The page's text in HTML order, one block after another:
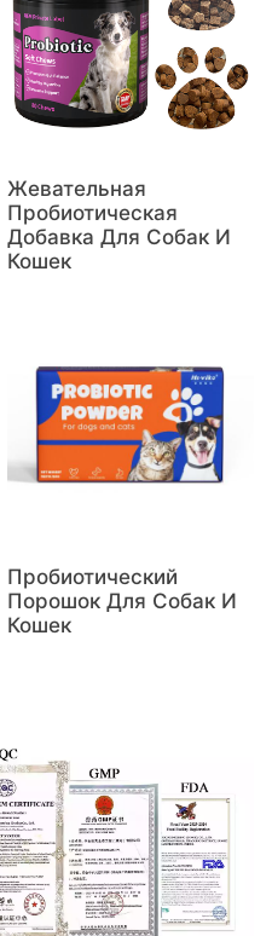
Жевательная
Пробиотическая
Добавка Для Собак И
Кошек
Пробиотический
Порошок Для Собак И
Кошек